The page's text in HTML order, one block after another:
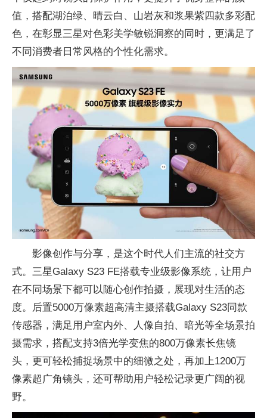
值，搭配湖泊绿、晴云白、山岩灰和浆果紫四款多彩配
色，在彰显三星对色彩美学敏锐洞察的同时，更满足了
不同消费者日常风格的个性化需求。
影像创作与分享，是这个时代人们主流的社交方
式。三星Galaxy S23 FE搭载专业级影像系统，让用户
在不同场景下都可以随心创作拍摄，展现对生活的态
度。后置5000万像素超高清主摄搭载Galaxy S23同款
传感器，满足用户室内外、人像自拍、暗光等全场景拍
摄需求，搭配支持3倍光学变焦的800万像素长焦镜
头，更可轻松捕捉场景中的细微之处，再加上1200万
像素超广角镜头，还可帮助用户轻松记录更广阔的视
野。